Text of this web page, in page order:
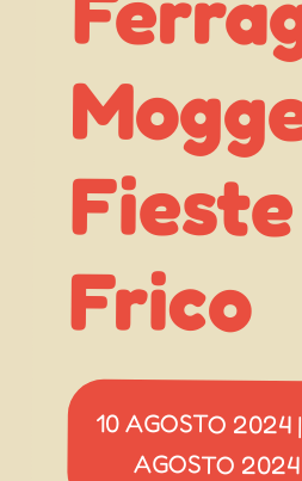
Frico
10 AGOSTO 2024 |
AGOSTO 2024